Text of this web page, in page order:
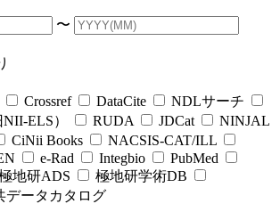
〜
Crossref DataCite
NDLサーチ
ELS）
RUDA JDCat
NINJAL
CiNii Books
NACSIS-CAT/ILL
e-Rad Integbio
PubMed
地研ADS
極地研学術DB
データカタログ